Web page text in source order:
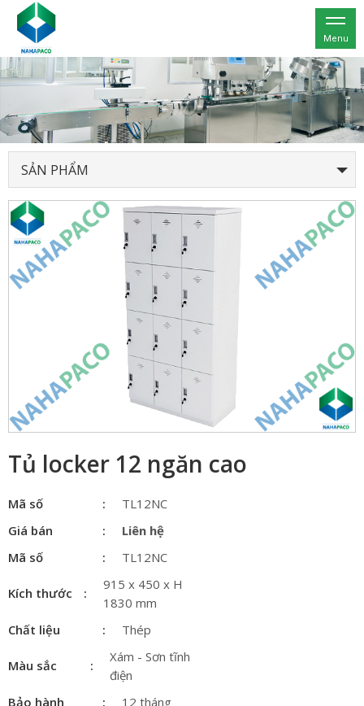
Menu
SẢN PHẨM
Tủ locker 12 ngăn cao
Mã số
TL12NC
Giá bán
Liên hệ
Mã số
TL12NC
Kích thước
915 x 450 x H
1830 mm
Chất liệu
Thép
Màu sắc
Xám - Sơn tĩnh
điện
Bảo hành
12 tháng